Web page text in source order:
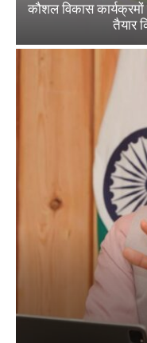
कौशल विकास
तैयार